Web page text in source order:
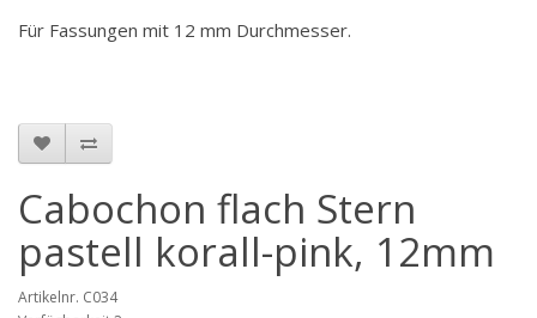
Für Fassungen mit 12 mm Durchmesser.
Cabochon flach Stern
pastell korall-pink, 12mm
Artikelnr. C034